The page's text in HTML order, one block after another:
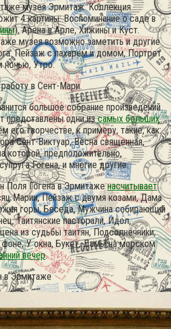
музея Эрмитаж. Коллекция
4 картины: Воспоминание о саде в
), Арена в Арле, Хижины и Куст.
музея возможно заметить и другие
Пейзаж с пахарем и домом, Портрет
Утро.
в Сент-Мари.
большое собрание произведений
представлены одни изсамых больших
его творчестве, к примеру, такие, как:
Сент-Виктуар, Весна священная,
которой, предположительно,
Гогена, и многие другие.
Поля Гогена в Эрмитаженасчитывает
Марии, Пейзаж с двумя козами, Дама
горы, Беседа, Мужчина собирающий
Таитянские пасторали, Идол,
из судьбы таитян, Подсолнечники,
У окна, Букет, Дамы на морском
вечер.
в Эрмитаже